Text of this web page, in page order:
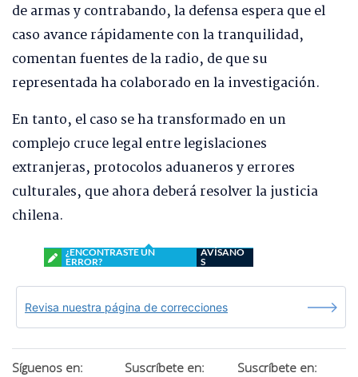
de armas y contrabando, la defensa espera que el
caso avance rápidamente con la tranquilidad,
comentan fuentes de la radio, de que su
representada ha colaborado en la investigación.
En tanto, el caso se ha transformado en un
complejo cruce legal entre legislaciones
extranjeras, protocolos aduaneros y errores
culturales, que ahora deberá resolver la justicia
chilena.
¿ENCONTRASTE UN
ERROR?
AVÍSANO
S
Revisa nuestra página de correcciones
Síguenos en: Suscríbete en: Suscríbete en: